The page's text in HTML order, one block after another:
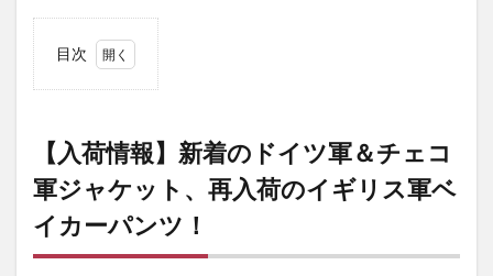
目次
報】
新着
のド
イツ
【入荷情報】新着のドイツ軍＆チェコ
軍ジャケット、再入荷のイギリス軍ベ
イカーパンツ！